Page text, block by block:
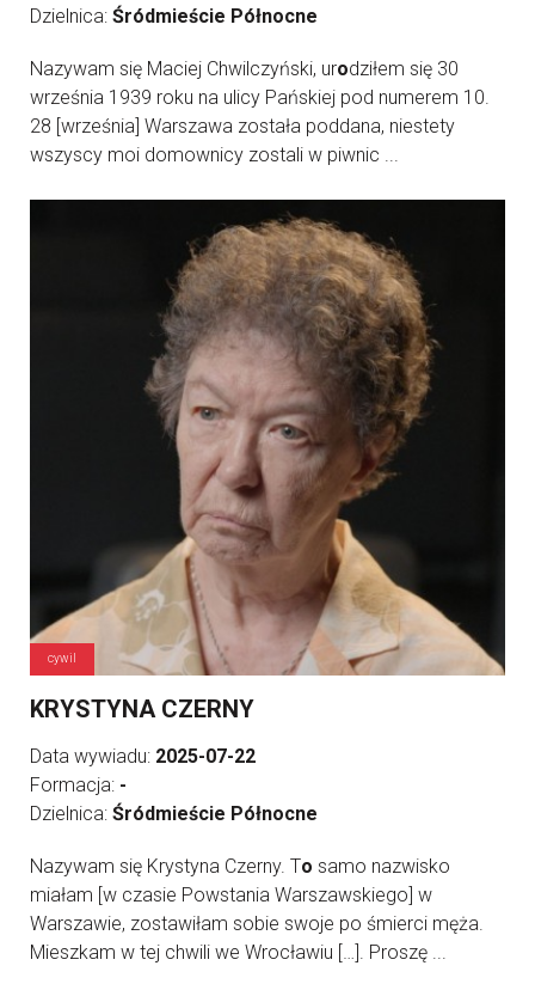
Dzielnica: Śródmieście Północne
Nazywam się Maciej Chwilczyński, urodziłem się 30
września 1939 roku na ulicy Pańskiej pod numerem 10.
28 [września] Warszawa została poddana, niestety
wszyscy moi domownicy zostali w piwnic ...
cywil
KRYSTYNA CZERNY
Data wywiadu: 2025-07-22
Formacja: -
Dzielnica: Śródmieście Północne
Nazywam się Krystyna Czerny. To samo nazwisko
miałam [w czasie Powstania Warszawskiego] w
Warszawie, zostawiłam sobie swoje po śmierci męża.
Mieszkam w tej chwili we Wrocławiu […]. Proszę ...